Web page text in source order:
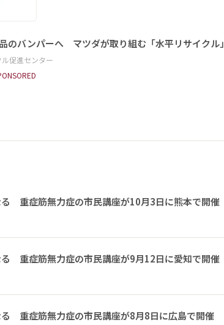
のバンパーへ マツダが取り組む「水平リサイクル」
促進センター
重症筋無力症の市民講座が10月3日に熊本で開催
重症筋無力症の市民講座が9月12日に愛知で開催
重症筋無力症の市民講座が8月8日に広島で開催